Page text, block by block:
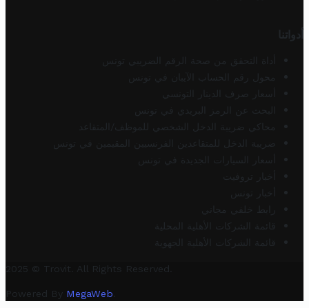
أدواتنا
أداة التحقق من صحة الرقم الضريبي تونس
محول رقم الحساب الآيبان في تونس
أسعار صرف الدينار التونسي
البحث عن الرمز البريدي في تونس
محاكي ضريبة الدخل الشخصي للموظف/المتقاعد
ضريبة الدخل للمتقاعدين الفرنسيين المقيمين في تونس
أسعار السيارات الجديدة في تونس
أخبار تروفيت
أخبار تونس
رابط خلفي مجاني
قائمة الشركات الأهلية المحلية
قائمة الشركات الأهلية الجهوية
2025 © Trovit. All Rights Reserved.
Powered By MegaWeb